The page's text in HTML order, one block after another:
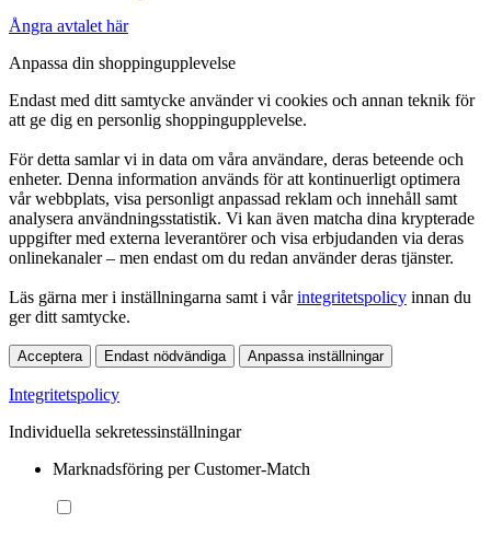
Ångra avtalet här
Anpassa din shoppingupplevelse
Endast med ditt samtycke använder vi cookies och annan teknik för
att ge dig en personlig shoppingupplevelse.
För detta samlar vi in data om våra användare, deras beteende och
enheter. Denna information används för att kontinuerligt optimera
vår webbplats, visa personligt anpassad reklam och innehåll samt
analysera användningsstatistik. Vi kan även matcha dina krypterade
uppgifter med externa leverantörer och visa erbjudanden via deras
onlinekanaler – men endast om du redan använder deras tjänster.
Läs gärna mer i inställningarna samt i vårintegritetspolicy innan du
ger ditt samtycke.
Acceptera Endast nödvändiga Anpassa inställningar
Integritetspolicy
Individuella sekretessinställningar
Marknadsföring per Customer-Match